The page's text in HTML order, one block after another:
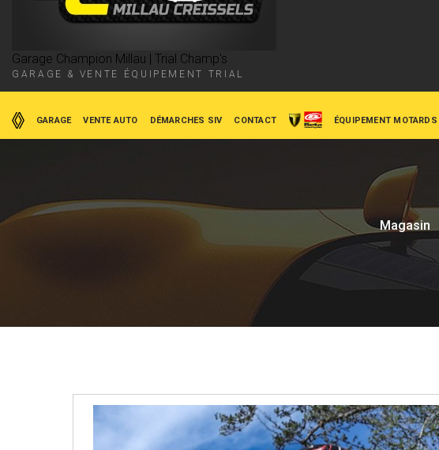
Garage Champion Millau | Trial Champ's
GARAGE & VENTE ÉQUIPEMENT TRIAL
GARAGE VENTE AUTO DÉMARCHES SIV CONTACT ÉQUIPEMENT MOTARDS
Magasin